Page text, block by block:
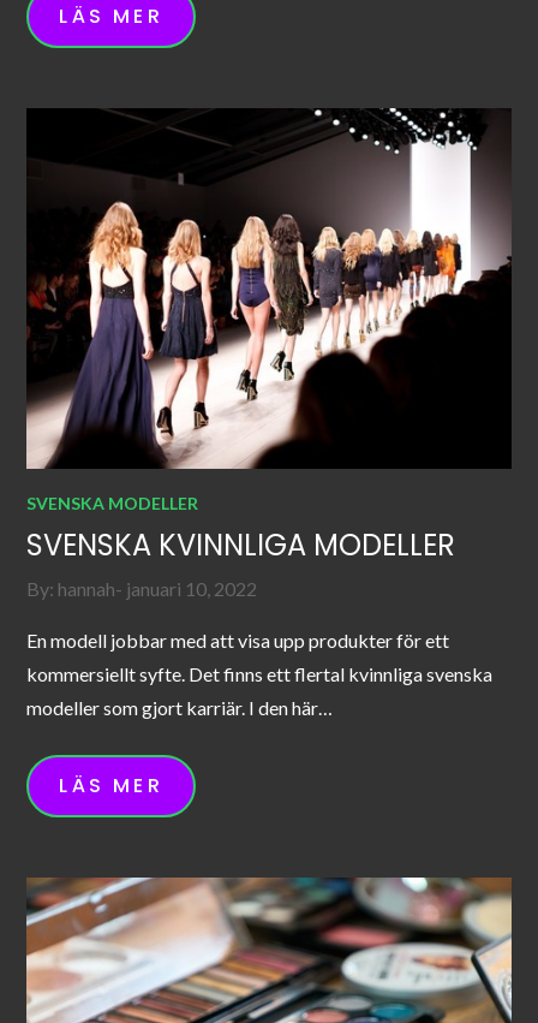
LÄS MER
SVENSKA MODELLER
SVENSKA KVINNLIGA MODELLER
By: hannah Posted
januari 10, 2022
En modell jobbar med att visa upp produkter för ett
kommersiellt syfte. Det finns ett flertal kvinnliga svenska
modeller som gjort karriär. I den här…
LÄS MER